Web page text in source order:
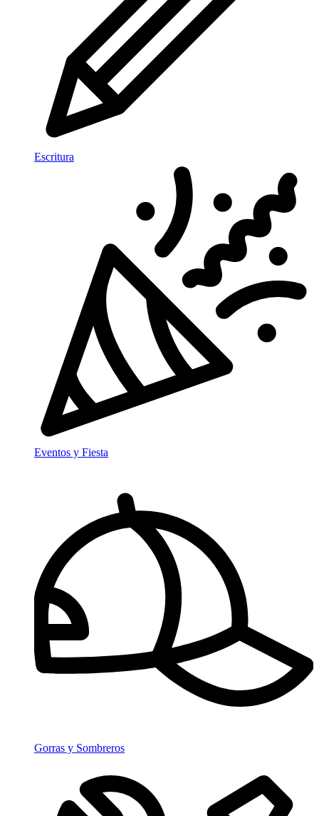
Escritura
Eventos y Fiesta
Gorras y Sombreros